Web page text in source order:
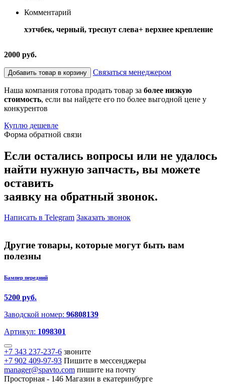
Комментарий
хэтчбек, черный, треснут слева+ верхнее крепление
2000 руб.
Добавить товар в корзину Связаться менеджером
Наша компания готова продать товар за более низкую
стоимость, если вы найдете его по более выгодной цене у
конкурентов
Куплю дешевле
Форма обратной связи
Если остались вопросы или не удалось
найти нужную запчасть, вы можете
оставить
заявку на обратный звонок.
Написать в Telegram Заказать звонок
Другие товары, которые могут быть вам
полезны
Бампер передний
5200 руб.
Заводской номер: 96808139
Артикул: 1098301
+7 343 237-237-6 звоните
+7 902 409-97-93 Пишите в мессенджеры
manager@spavto.com пишите на почту
Просторная - 146 Магазин в екатеринбурге